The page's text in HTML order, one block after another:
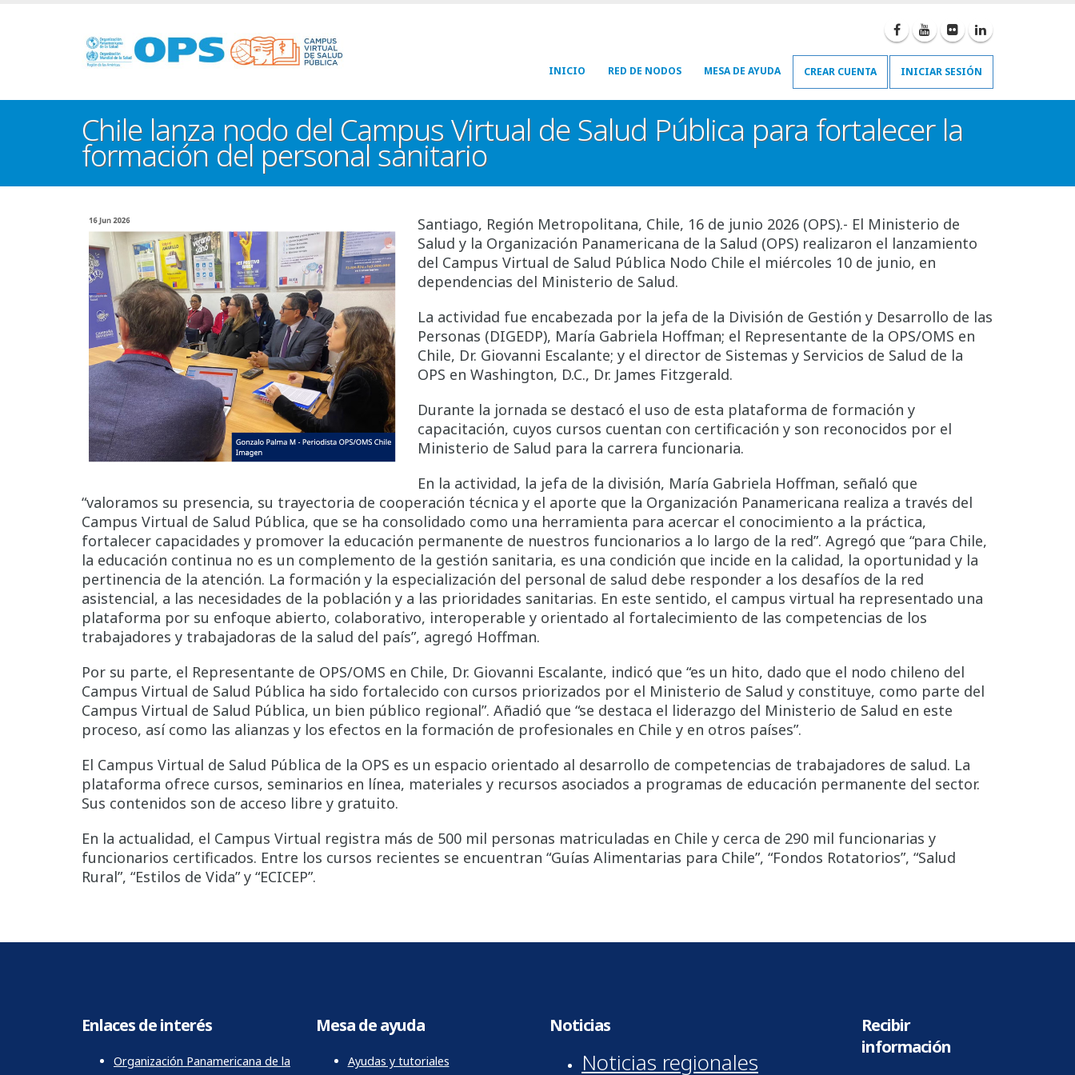
Navegación
principal
INICIO RED DE NODOS MESA DE AYUDA CREAR CUENTA INICIAR SESIÓN
Chile lanza nodo del Campus Virtual de Salud Pública para fortalecer la
formación del personal sanitario
Santiago, Región Metropolitana, Chile, 16 de junio 2026 (OPS).- El Ministerio de
Salud y la Organización Panamericana de la Salud (OPS) realizaron el lanzamiento
del Campus Virtual de Salud Pública Nodo Chile el miércoles 10 de junio, en
dependencias del Ministerio de Salud.
La actividad fue encabezada por la jefa de la División de Gestión y Desarrollo de las
Personas (DIGEDP), María Gabriela Hoffman; el Representante de la OPS/OMS en
Chile, Dr. Giovanni Escalante; y el director de Sistemas y Servicios de Salud de la
OPS en Washington, D.C., Dr. James Fitzgerald.
Durante la jornada se destacó el uso de esta plataforma de formación y
capacitación, cuyos cursos cuentan con certificación y son reconocidos por el
Ministerio de Salud para la carrera funcionaria.
En la actividad, la jefa de la división, María Gabriela Hoffman, señaló que
“valoramos su presencia, su trayectoria de cooperación técnica y el aporte que la Organización Panamericana realiza a través del
Campus Virtual de Salud Pública, que se ha consolidado como una herramienta para acercar el conocimiento a la práctica,
fortalecer capacidades y promover la educación permanente de nuestros funcionarios a lo largo de la red”. Agregó que “para Chile,
la educación continua no es un complemento de la gestión sanitaria, es una condición que incide en la calidad, la oportunidad y la
pertinencia de la atención. La formación y la especialización del personal de salud debe responder a los desafíos de la red
asistencial, a las necesidades de la población y a las prioridades sanitarias. En este sentido, el campus virtual ha representado una
plataforma por su enfoque abierto, colaborativo, interoperable y orientado al fortalecimiento de las competencias de los
trabajadores y trabajadoras de la salud del país”, agregó Hoffman.
Por su parte, el Representante de OPS/OMS en Chile, Dr. Giovanni Escalante, indicó que “es un hito, dado que el nodo chileno del
Campus Virtual de Salud Pública ha sido fortalecido con cursos priorizados por el Ministerio de Salud y constituye, como parte del
Campus Virtual de Salud Pública, un bien público regional”. Añadió que “se destaca el liderazgo del Ministerio de Salud en este
proceso, así como las alianzas y los efectos en la formación de profesionales en Chile y en otros países”.
El Campus Virtual de Salud Pública de la OPS es un espacio orientado al desarrollo de competencias de trabajadores de salud. La
plataforma ofrece cursos, seminarios en línea, materiales y recursos asociados a programas de educación permanente del sector.
Sus contenidos son de acceso libre y gratuito.
En la actualidad, el Campus Virtual registra más de 500 mil personas matriculadas en Chile y cerca de 290 mil funcionarias y
funcionarios certificados. Entre los cursos recientes se encuentran “Guías Alimentarias para Chile”, “Fondos Rotatorios”, “Salud
Rural”, “Estilos de Vida” y “ECICEP”.
Enlaces de interés
Organización Panamericana de la
Mesa de ayuda
Ayudas y tutoriales
Noticias
Noticias regionales
Recibir
información